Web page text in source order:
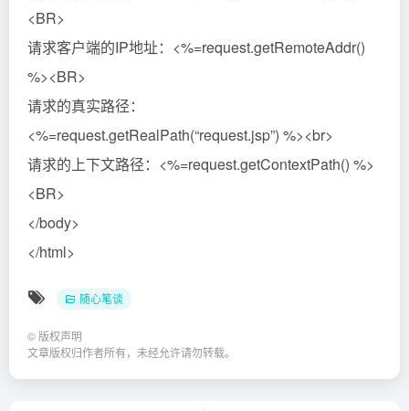
<BR>
请求客户端的IP地址：<%=request.getRemoteAddr()
%><BR>
请求的真实路径：
<%=request.getRealPath(“request.jsp”) %><br>
请求的上下文路径：<%=request.getContextPath() %>
<BR>
</body>
</html>
随心笔谈
© 版权声明
文章版权归作者所有，未经允许请勿转载。